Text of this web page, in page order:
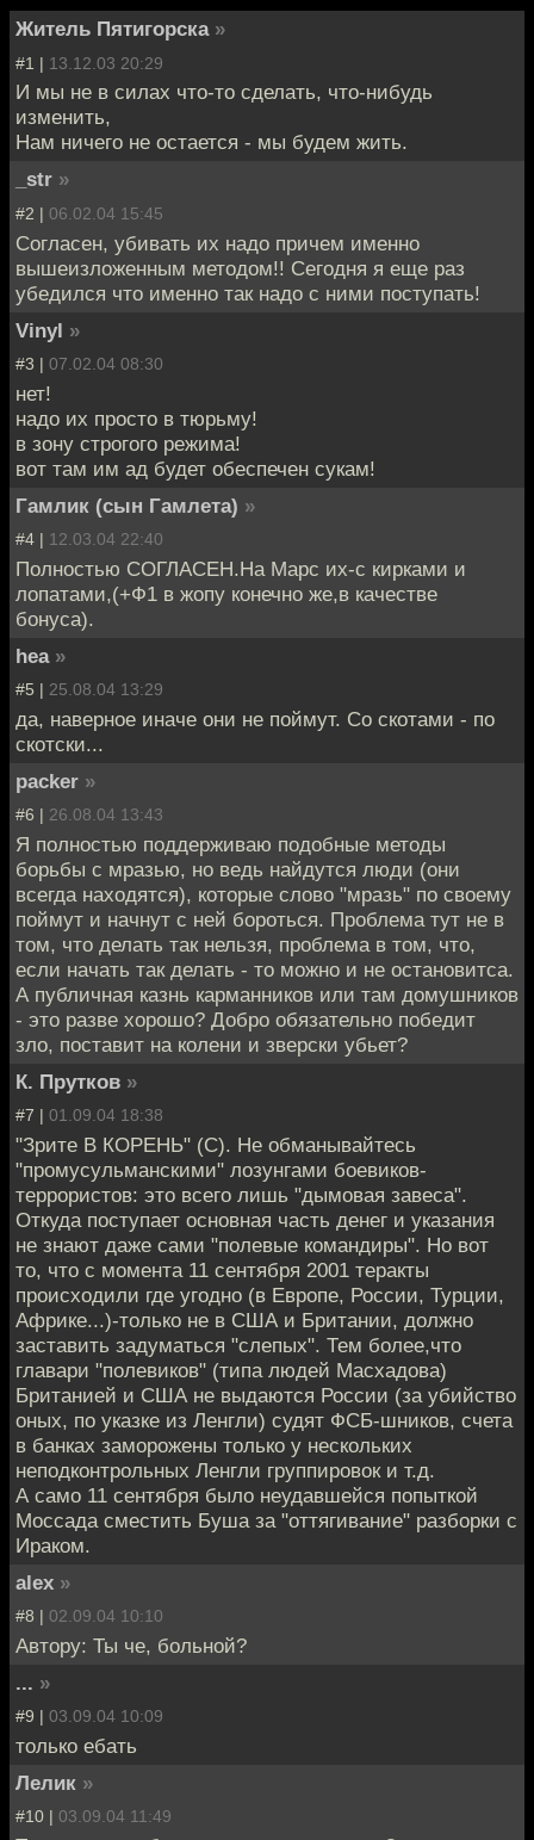
Житель Пятигорска »
#1 | 13.12.03 20:29
И мы не в силах что-то сделать, что-нибудь
изменить,
Нам ничего не остается - мы будем жить.
_str »
#2 | 06.02.04 15:45
Согласен, убивать их надо причем именно
вышеизложенным методом!! Сегодня я еще раз
убедился что именно так надо с ними поступать!
Vinyl »
#3 | 07.02.04 08:30
нет!
надо их просто в тюрьму!
в зону строгого режима!
вот там им ад будет обеспечен сукам!
Гамлик (сын Гамлета) »
#4 | 12.03.04 22:40
Полностью СОГЛАСЕН.На Марс их-с кирками и
лопатами,(+Ф1 в жопу конечно же,в качестве
бонуса).
hea »
#5 | 25.08.04 13:29
да, наверное иначе они не поймут. Со скотами - по
скотски...
packer »
#6 | 26.08.04 13:43
Я полностью поддерживаю подобные методы
борьбы с мразью, но ведь найдутся люди (они
всегда находятся), которые слово "мразь" по своему
поймут и начнут с ней бороться. Проблема тут не в
том, что делать так нельзя, проблема в том, что,
если начать так делать - то можно и не остановитса.
А публичная казнь карманников или там домушников
- это разве хорошо? Добро обязательно победит
зло, поставит на колени и зверски убьет?
К. Прутков »
#7 | 01.09.04 18:38
"Зрите В КОРЕНЬ" (С). Не обманывайтесь
"промусульманскими" лозунгами боевиков-
террористов: это всего лишь "дымовая завеса".
Откуда поступает основная часть денег и указания
не знают даже сами "полевые командиры". Но вот
то, что с момента 11 сентября 2001 теракты
происходили где угодно (в Европе, России, Турции,
Африке...)-только не в США и Британии, должно
заставить задуматься "слепых". Тем более,что
главари "полевиков" (типа людей Масхадова)
Британией и США не выдаются России (за убийство
оных, по указке из Ленгли) судят ФСБ-шников, счета
в банках заморожены только у нескольких
неподконтрольных Ленгли группировок и т.д.
А само 11 сентября было неудавшейся попыткой
Моссада сместить Буша за "оттягивание" разборки с
Ираком.
alex »
#8 | 02.09.04 10:10
Автору: Ты че, больной?
... »
#9 | 03.09.04 10:09
только ебать
Лелик »
#10 | 03.09.04 11:49